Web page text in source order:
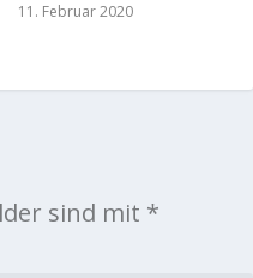
11. Februar 2020
sind mit *